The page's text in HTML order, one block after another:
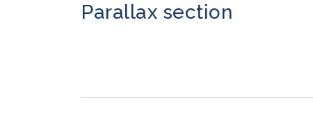
Parallax section